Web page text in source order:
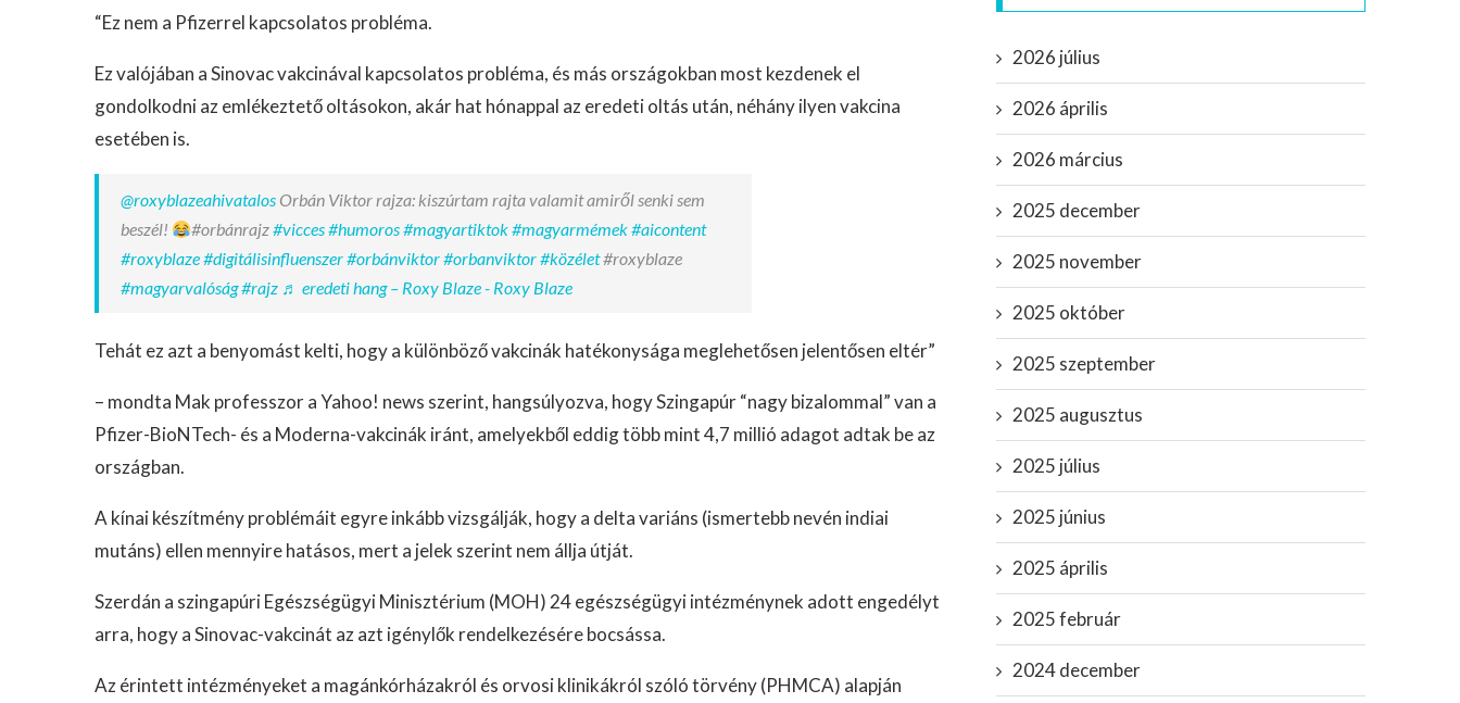
“Ez nem a Pfizerrel kapcsolatos probléma.
Ez valójában a Sinovac vakcinával kapcsolatos probléma, és más országokban most kezdenek el
gondolkodni az emlékeztető oltásokon, akár hat hónappal az eredeti oltás után, néhány ilyen vakcina
esetében is.
@roxyblazeahivatalos Orbán Viktor rajza: kiszúrtam rajta valamit amiről senki sem
beszél!
#orbánrajz#vicces#humoros#magyartiktok#magyarmémek#aicontent
#roxyblaze#digitálisinfluenszer#orbánviktor#orbanviktor#közélet#roxyblaze
#magyarvalóság#rajz ♬ eredeti hang – Roxy Blaze - Roxy Blaze
Tehát ez azt a benyomást kelti, hogy a különböző vakcinák hatékonysága meglehetősen jelentősen eltér”
– mondta Mak professzor a Yahoo! news szerint, hangsúlyozva, hogy Szingapúr “nagy bizalommal” van a
Pfizer-BioNTech- és a Moderna-vakcinák iránt, amelyekből eddig több mint 4,7 millió adagot adtak be az
országban.
A kínai készítmény problémáit egyre inkább vizsgálják, hogy a delta variáns (ismertebb nevén indiai
mutáns) ellen mennyire hatásos, mert a jelek szerint nem állja útját.
Szerdán a szingapúri Egészségügyi Minisztérium (MOH) 24 egészségügyi intézménynek adott engedélyt
arra, hogy a Sinovac-vakcinát az azt igénylők rendelkezésére bocsássa.
Az érintett intézményeket a magánkórházakról és orvosi klinikákról szóló törvény (PHMCA) alapján
2026 július
2026 április
2026 március
2025 december
2025 november
2025 október
2025 szeptember
2025 augusztus
2025 július
2025 június
2025 április
2025 február
2024 december